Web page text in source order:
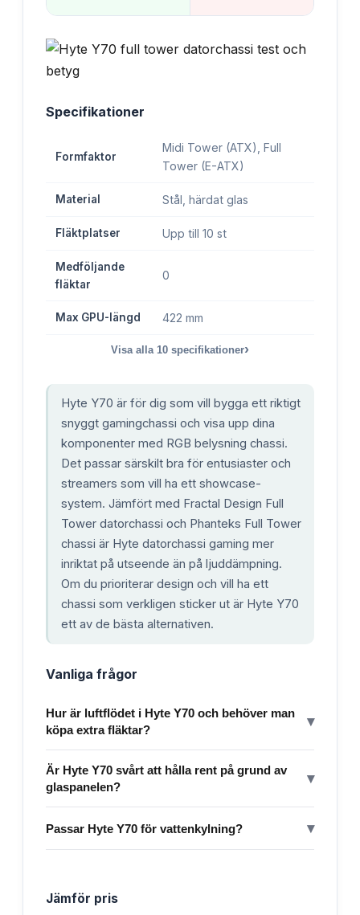
Specifikationer
Formfaktor
Midi Tower (ATX), Full
Tower (E-ATX)
Material Stål, härdat glas
Fläktplatser Upp till 10 st
Medföljande
fläktar
0
Max GPU-längd 422 mm
Visa alla 10 specifikationer›
Hyte Y70 är för dig som vill bygga ett riktigt
snyggt gamingchassi och visa upp dina
komponenter med RGB belysning chassi.
Det passar särskilt bra för entusiaster och
streamers som vill ha ett showcase-
system. Jämfört med Fractal Design Full
Tower datorchassi och Phanteks Full Tower
chassi är Hyte datorchassi gaming mer
inriktat på utseende än på ljuddämpning.
Om du prioriterar design och vill ha ett
chassi som verkligen sticker ut är Hyte Y70
ett av de bästa alternativen.
Vanliga frågor
Hur är luftflödet i Hyte Y70 och behöver man
köpa extra fläktar?
▾
Är Hyte Y70 svårt att hålla rent på grund av
glaspanelen?
▾
Passar Hyte Y70 för vattenkylning? ▾
Jämför pris